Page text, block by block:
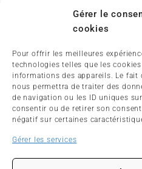
Gérer le
cookies
Pour offrir les meilleures
technologies telles que les
informations des appareils. Le fait
nous permettra de traiter des
de navigation ou les ID uniques
consentir ou de retirer son
négatif sur certaines
Gérer les services
17 RUE
29480 LE
02 98 28 14 75
Contactez-nous
Mentions